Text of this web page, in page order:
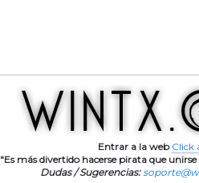
Entrar a la web Click
"Es más divertido hacerse pirata que
Dudas / Sugerencias: